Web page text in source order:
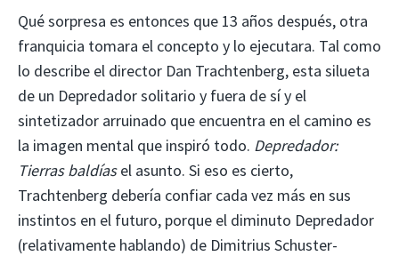
Qué sorpresa es entonces que 13 años después, otra
franquicia tomara el concepto y lo ejecutara. Tal como
lo describe el director Dan Trachtenberg, esta silueta
de un Depredador solitario y fuera de sí y el
sintetizador arruinado que encuentra en el camino es
la imagen mental que inspiró todo. Depredador:
Tierras baldíasel asunto. Si eso es cierto,
Trachtenberg debería confiar cada vez más en sus
instintos en el futuro, porque el diminuto Depredador
(relativamente hablando) de Dimitrius Schuster-